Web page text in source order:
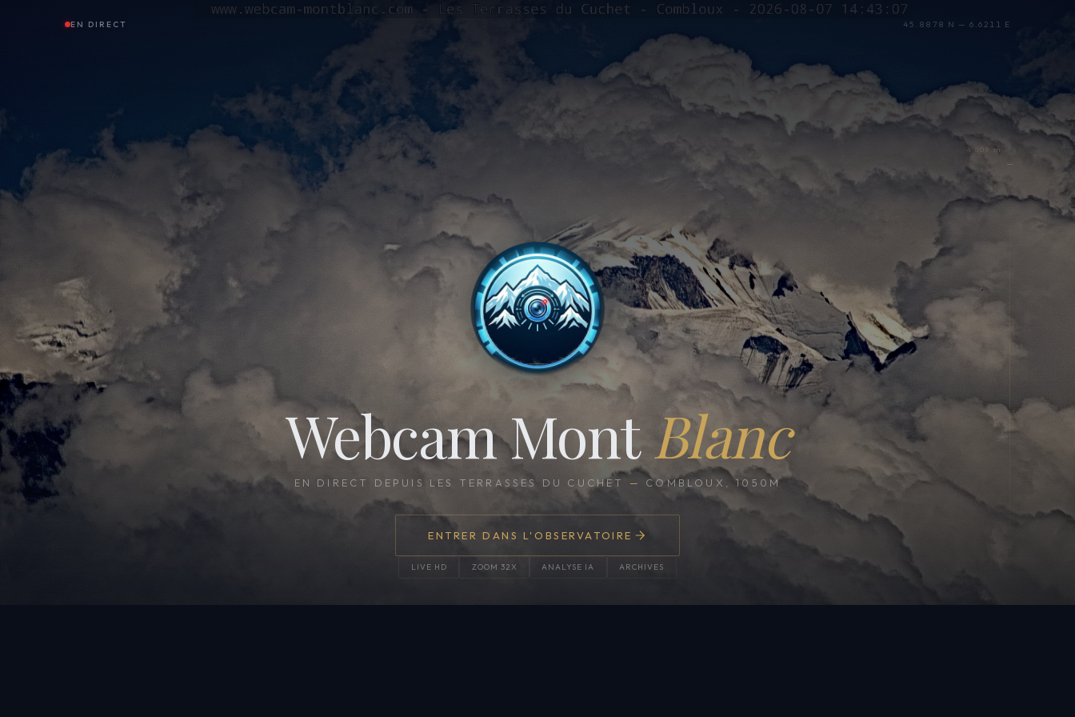
EN DIRECT 45.8878 N — 6.6211 E
Webcam Mont Blanc
EN DIRECT DEPUIS LES TERRASSES DU CUCHET — COMBLOUX, 1050M
ENTRER DANS L'OBSERVATOIRE
LIVE HD ZOOM 32X ANALYSE IA ARCHIVES